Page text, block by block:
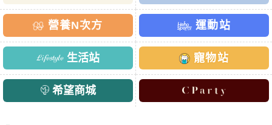
營養N次方 運動站
生活站 寵物站
希望商城